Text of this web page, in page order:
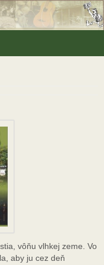
vôňu vlhkej zeme. Vo
aby ju cez deň